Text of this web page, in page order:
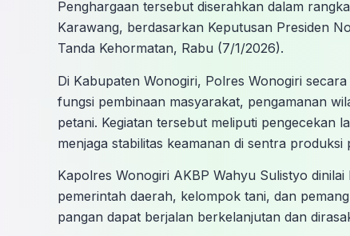
Penghargaan tersebut diserahkan dalam
Karawang, berdasarkan Keputusan Presiden
Tanda Kehormatan, Rabu (7/1/2026).
Di Kabupaten Wonogiri, Polres Wonogiri
fungsi pembinaan masyarakat, pengamanan
petani. Kegiatan tersebut meliputi pengecekan
menjaga stabilitas keamanan di sentra produksi
Kapolres Wonogiri AKBP Wahyu Sulistyo
pemerintah daerah, kelompok tani, dan
pangan dapat berjalan berkelanjutan dan